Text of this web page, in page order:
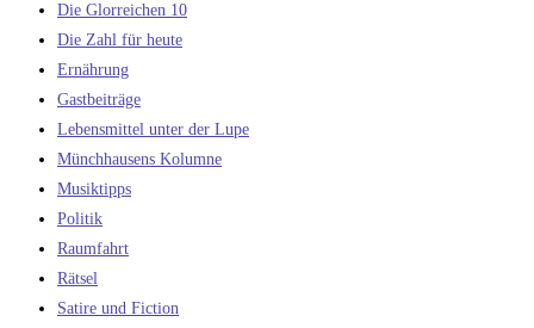
Die Glorreichen 10
Die Zahl für heute
Ernährung
Gastbeiträge
Lebensmittel unter der Lupe
Münchhausens Kolumne
Musiktipps
Politik
Raumfahrt
Rätsel
Satire und Fiction